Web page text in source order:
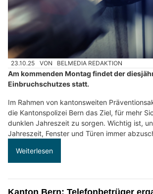
23.10.25 VON BELMEDIA REDAKTION
Am kommenden Montag findet der
Einbruchschutzes statt.
Im Rahmen von kantonsweiten
die Kantonspolizei Bern das Ziel, für mehr
dunklen Jahreszeit zu sorgen. Wichtig ist,
Jahreszeit, Fenster und Türen immer
Weiterlesen
Kanton Bern: Telefonbetrüger